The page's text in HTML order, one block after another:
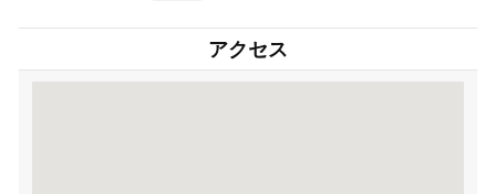
アクセス